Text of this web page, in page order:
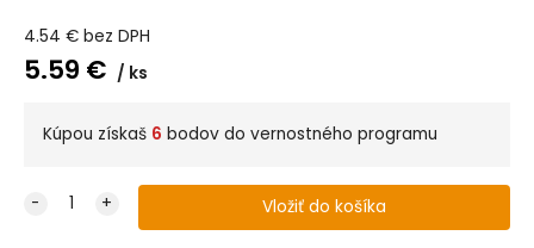
4.54 € bez DPH
5.59 € ks
Kúpou získaš 6 bodov do vernostného programu